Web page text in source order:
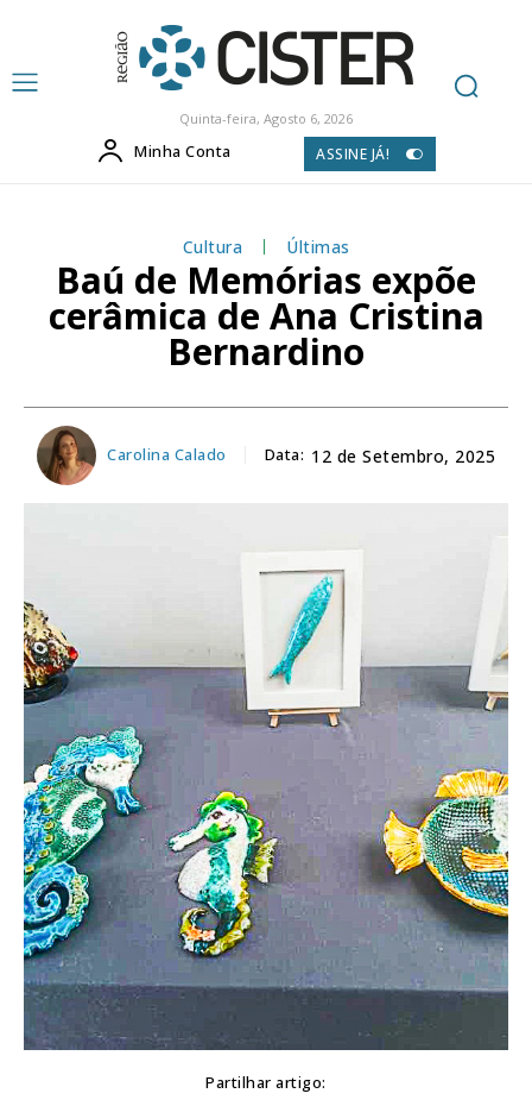
Quinta-feira, Agosto 6, 2026
Minha Conta ASSINE JÁ!
Cultura Últimas
Baú de Memórias expõe
cerâmica de Ana Cristina
Bernardino
Carolina Calado Data: 12 de Setembro, 2025
Partilhar artigo: